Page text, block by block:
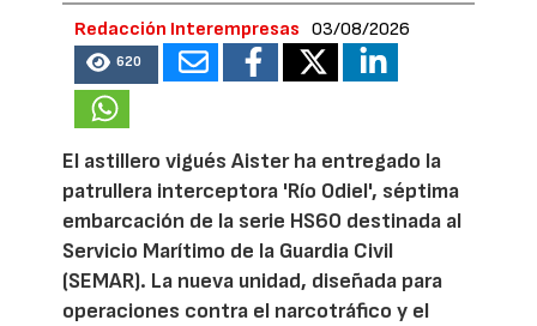
Redacción Interempresas 03/08/2026
620
El astillero vigués Aister ha entregado la
patrullera interceptora 'Río Odiel', séptima
embarcación de la serie HS60 destinada al
Servicio Marítimo de la Guardia Civil
(SEMAR). La nueva unidad, diseñada para
operaciones contra el narcotráfico y el